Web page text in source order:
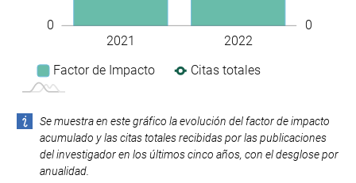
0 0
2021
2022
Factor de Impacto
Citas totales
Se muestra en este gráfico la evolución del factor de impacto
acumulado y las citas totales recibidas por las publicaciones
del investigador en los últimos cinco años, con el desglose por
anualidad.